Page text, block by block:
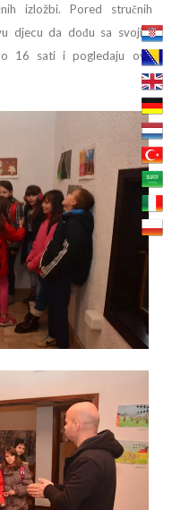
izložbi. Pored stručnih
djecu da dođu sa svojim
16 sati i pogledaju ovu